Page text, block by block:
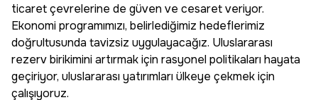
ticaret çevrelerine de güven ve cesaret veriyor.
Ekonomi programımızı, belirlediğimiz hedeflerimiz
doğrultusunda tavizsiz uygulayacağız. Uluslararası
rezerv birikimini artırmak için rasyonel politikaları hayata
geçiriyor, uluslararası yatırımları ülkeye çekmek için
çalışıyoruz.